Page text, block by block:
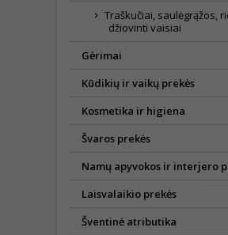
Traškučiai, saulėgrąžos,
džiovinti vaisiai
Gėrimai
Kūdikių ir vaikų prekės
Kosmetika ir higiena
Švaros prekės
Namų apyvokos ir interjero
Laisvalaikio prekės
Šventinė atributika